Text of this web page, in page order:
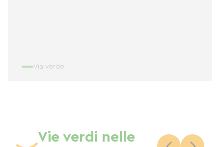
Via verde
Vie verdi nelle